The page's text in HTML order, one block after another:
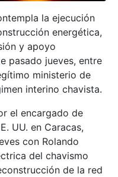
la ejecución
energética,
y apoyo
pasado jueves, entre
ministerio de
interino chavista.
el encargado de
UU. en Caracas,
con Rolando
del chavismo
de la red